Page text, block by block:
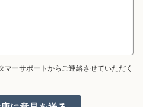
ーサポートからご連絡させていただく